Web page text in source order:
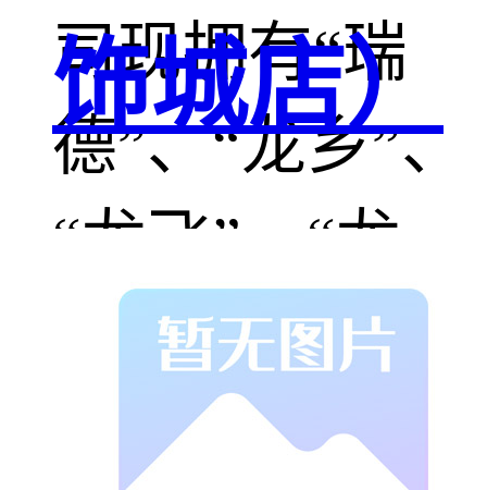
司现拥有“瑞
德”、“龙乡”、
“龙飞”、“龙
腾”和“艾帕博”
等多个注册商
饰城店）